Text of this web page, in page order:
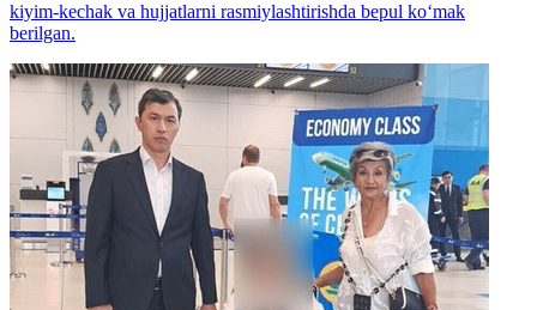
kiyim-kechak va hujjatlarni rasmiylashtirishda bepul ko‘mak
berilgan.